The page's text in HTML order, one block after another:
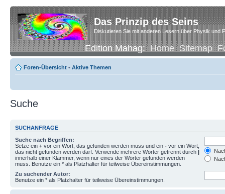
Das Prinzip des Seins
Diskutieren Sie mit anderen Lesern über Physik und
Edition Mahag:Home Sitemap
Foren-Übersicht • Aktive Themen
Suche
SUCHANFRAGE
Suche nach Begriffen:
Setze ein + vor ein Wort, das gefunden werden muss und ein - vor ein Wort,
das nicht gefunden werden darf. Verwende mehrere Wörter getrennt durch |
innerhalb einer Klammer, wenn nur eines der Wörter gefunden werden
muss. Benutze ein * als Platzhalter für teilweise Übereinstimmungen.
Zu suchender Autor:
Benutze ein * als Platzhalter für teilweise Übereinstimmungen.